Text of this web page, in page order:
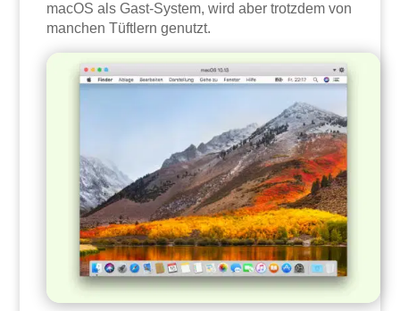
macOS als Gast-System, wird aber trotzdem von
manchen Tüftlern genutzt.